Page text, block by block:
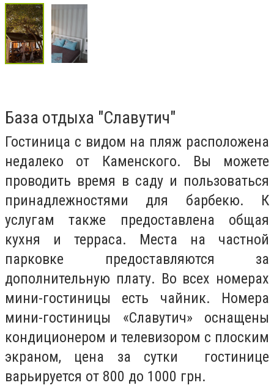
База отдыха "Славутич"
Гостиница с видом на пляж расположена
недалеко от Каменского. Вы можете
проводить время в саду и пользоваться
принадлежностями для барбекю. К
услугам также предоставлена общая
кухня и терраса. Места на частной
парковке предоставляются за
дополнительную плату. Во всех номерах
мини-гостиницы есть чайник. Номера
мини-гостиницы «Славутич» оснащены
кондиционером и телевизором с плоским
экраном, цена за сутки гостинице
варьируется от 800 до 1000 грн.